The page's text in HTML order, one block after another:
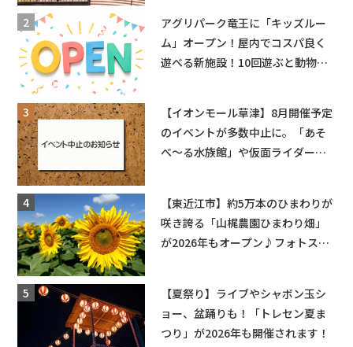
アグリパーク竜王に「キッズルー
ム」オープン！屋内でコスパ良く
遊べる新施設！10回遊ぶと動物触
【イオンモール草津】8月開催予定
のイベントが多数中止に。「あそ
べ〜る水族館」や仮面ライダーシ
【東近江市】約5万本のひまわりが
咲き誇る「山梶農園ひまわり畑」
が2026年もオープン♪フォトスポ
【夏祭り】ライブやシャボン玉シ
ョー、盆踊りも！「トレセン夏ま
つり」が2026年も開催されます！